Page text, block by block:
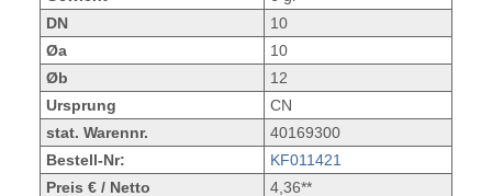
DN
10
Øa
10
Øb
12
Ursprung
CN
stat. Warennr.
40169300
Bestell-Nr:
KF011421
Preis € / Netto
4,36**